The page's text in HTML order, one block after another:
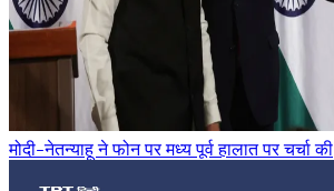
मोदी-नेतन्याहू ने फोन पर मध्य पूर्व हालात पर चर्चा की